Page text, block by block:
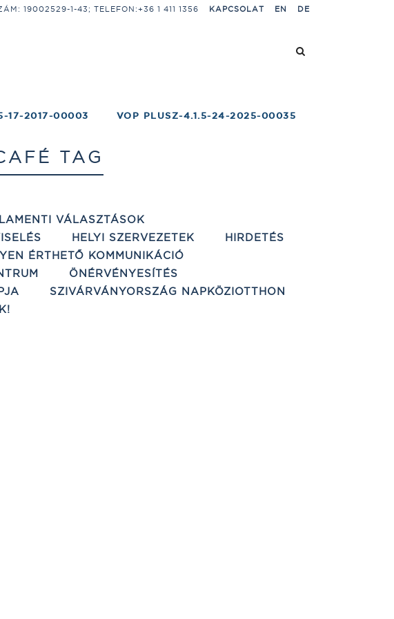
19002529-1-43; TELEFON:+36 1 411 1356 KAPCSOLAT EN DE
17-2017-00003 VOP PLUSZ-4.1.5-24-2025-00035
TAG
VÁLASZTÁSOK
HELYI SZERVEZETEK
HIRDETÉS
ÉRTHETŐ KOMMUNIKÁCIÓ
ÖNÉRVÉNYESÍTÉS
SZIVÁRVÁNYORSZÁG NAPKÖZIOTTHON